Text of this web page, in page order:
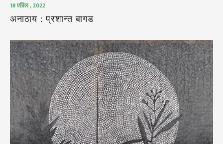
18 एप्रिल , 2022
अनाठाय : प्रशान्त बागड